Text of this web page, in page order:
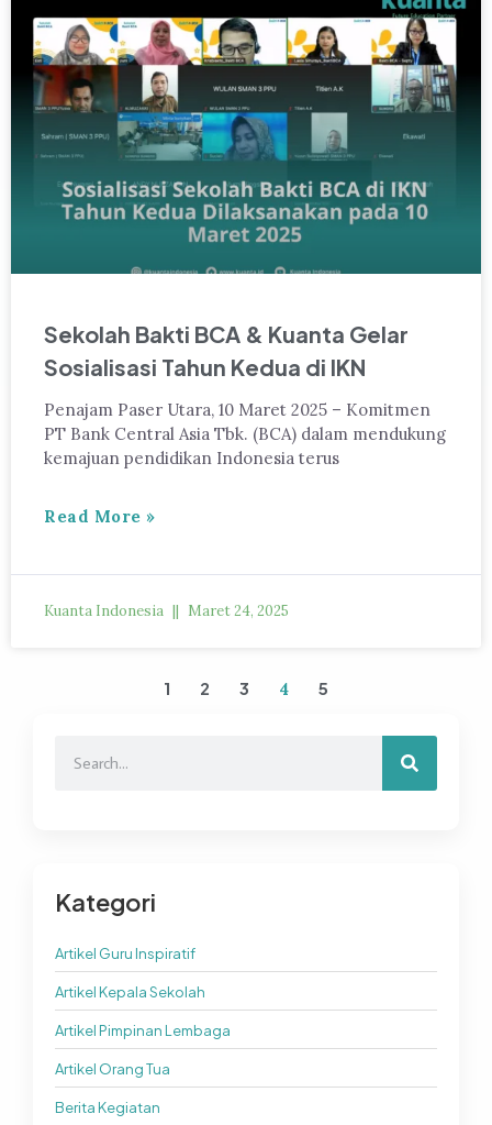
Sekolah Bakti BCA & Kuanta Gelar
Sosialisasi Tahun Kedua di IKN
Penajam Paser Utara, 10 Maret 2025 – Komitmen
PT Bank Central Asia Tbk. (BCA) dalam mendukung
kemajuan pendidikan Indonesia terus
Read More »
Kuanta Indonesia Maret 24, 2025
1 2 3 4 5
Kategori
Artikel Guru Inspiratif
Artikel Kepala Sekolah
Artikel Pimpinan Lembaga
Artikel Orang Tua
Berita Kegiatan